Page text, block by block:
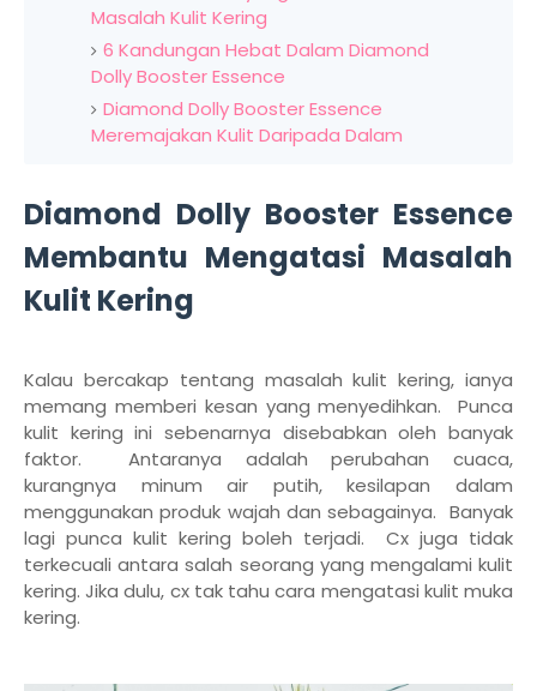
Masalah Kulit Kering
6 Kandungan Hebat Dalam Diamond
Dolly Booster Essence
Diamond Dolly Booster Essence
Meremajakan Kulit Daripada Dalam
Diamond Dolly Booster Essence
Membantu Mengatasi Masalah
Kulit Kering
Kalau bercakap tentang masalah kulit kering, ianya
memang memberi kesan yang menyedihkan. Punca
kulit kering ini sebenarnya disebabkan oleh banyak
faktor. Antaranya adalah perubahan cuaca,
kurangnya minum air putih, kesilapan dalam
menggunakan produk wajah dan sebagainya. Banyak
lagi punca kulit kering boleh terjadi. Cx juga tidak
terkecuali antara salah seorang yang mengalami kulit
kering. Jika dulu, cx tak tahu cara mengatasi kulit muka
kering.